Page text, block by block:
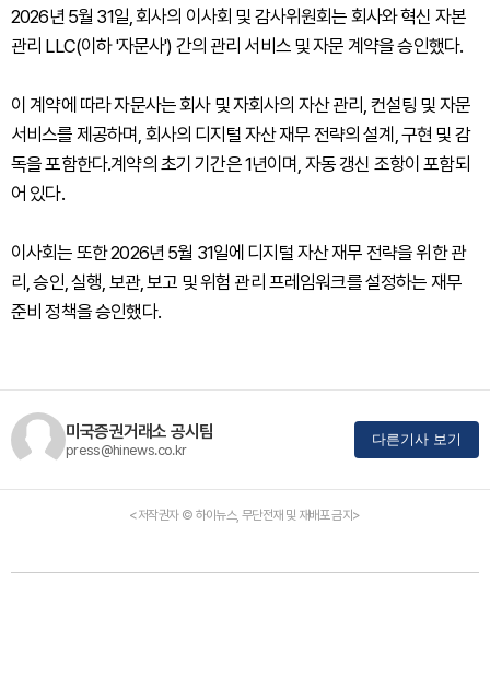
2026년 5월 31일, 회사의 이사회 및 감사위원회는 회사와 혁신 자본
관리 LLC(이하 '자문사') 간의 관리 서비스 및 자문 계약을 승인했다.
이 계약에 따라 자문사는 회사 및 자회사의 자산 관리, 컨설팅 및 자문
서비스를 제공하며, 회사의 디지털 자산 재무 전략의 설계, 구현 및 감
독을 포함한다.계약의 초기 기간은 1년이며, 자동 갱신 조항이 포함되
어 있다.
이사회는 또한 2026년 5월 31일에 디지털 자산 재무 전략을 위한 관
리, 승인, 실행, 보관, 보고 및 위험 관리 프레임워크를 설정하는 재무
준비 정책을 승인했다.
미국증권거래소 공시팀
press@hinews.co.kr
다른기사 보기
<저작권자 © 하이뉴스, 무단전재 및 재배포 금지>